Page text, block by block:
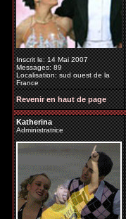
Inscrit le: 14 Mai 2007
Messages: 89
Localisation: sud ouest de la
France
Revenir en haut de page
Katherina
Administratrice